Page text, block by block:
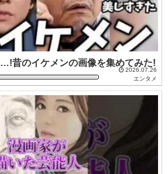
…!昔のイケメンの画像を集めてみた!
2026.07.26
エンタメ